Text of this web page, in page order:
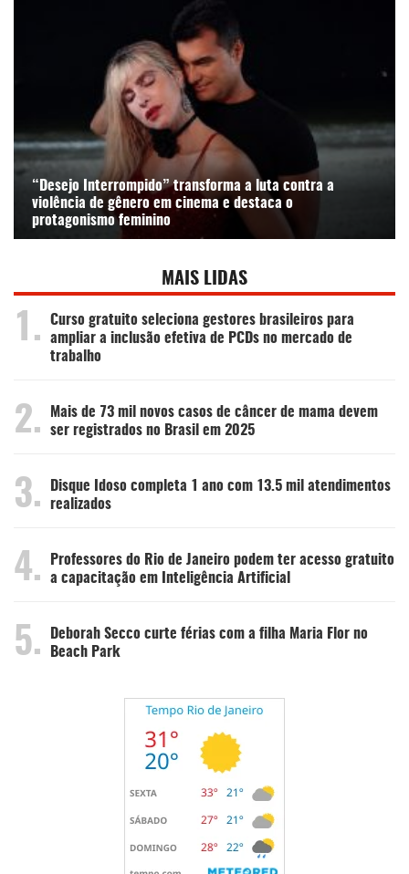
“Desejo Interrompido” transforma a luta contra a
violência de gênero em cinema e destaca o
protagonismo feminino
MAIS LIDAS
1.
Curso gratuito seleciona gestores brasileiros para
ampliar a inclusão efetiva de PCDs no mercado de
trabalho
2.
Mais de 73 mil novos casos de câncer de mama devem
ser registrados no Brasil em 2025
3.
Disque Idoso completa 1 ano com 13.5 mil atendimentos
realizados
4.
Professores do Rio de Janeiro podem ter acesso gratuito
a capacitação em Inteligência Artificial
5.
Deborah Secco curte férias com a filha Maria Flor no
Beach Park